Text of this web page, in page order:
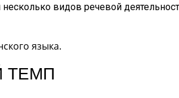
видов речевой
языка.
ТЕМП